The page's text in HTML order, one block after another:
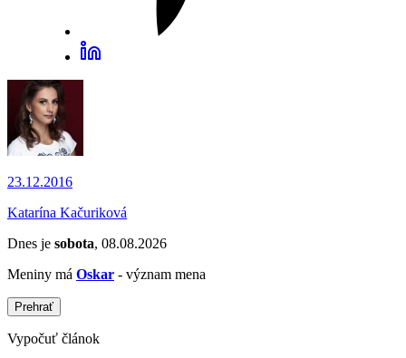
23.12.2016
Katarína Kačuriková
Dnes je sobota, 08.08.2026
Meniny má Oskar - význam mena
Prehrať
Vypočuť článok